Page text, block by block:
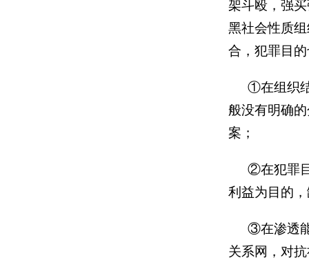
架斗殴，强
黑社会性质
合，犯罪目
①在组织
般没有明确
案；
②在犯罪
利益为目的
③在渗透
关系网，对